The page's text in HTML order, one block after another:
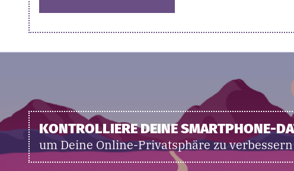
KONTROLLIERE DEINE SMARTPHONE-
um Deine Online-Privatsphäre zu verbessern